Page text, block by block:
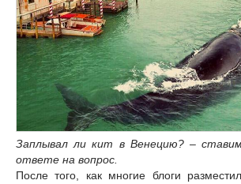
Заплывал ли кит в Венецию? –
ответе на вопрос.
После того, как многие блоги